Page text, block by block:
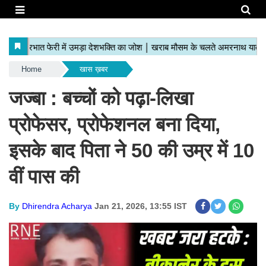
Home खास ख़बर
जज्बा : बच्चों को पढ़ा-लिखा
प्रोफेसर, प्रोफेशनल बना दिया,
इसके बाद पिता ने 50 की उम्र में 10
वीं पास की
By Dhirendra Acharya Jan 21, 2026, 13:55 IST